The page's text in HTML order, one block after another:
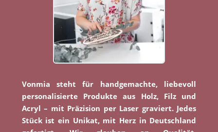
Vonmia steht für handgemachte, liebevoll
personalisierte Produkte aus Holz, Filz und
Acryl – mit Präzision per Laser graviert. Jedes
Stück ist ein Unikat, mit Herz in Deutschland